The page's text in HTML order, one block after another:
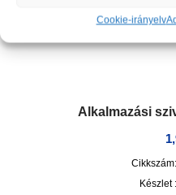
Cookie-irányelv
Alkalmazási
Készlet :